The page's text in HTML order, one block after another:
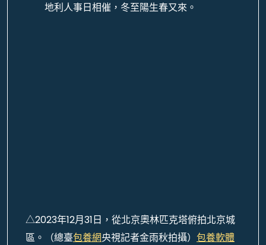
地利人事日相催，冬至陽生春又來。
△2023年12月31日，從北京奧林匹克塔俯拍北京城
區。（總臺包養網央視記者金雨秋拍攝） 包養軟體